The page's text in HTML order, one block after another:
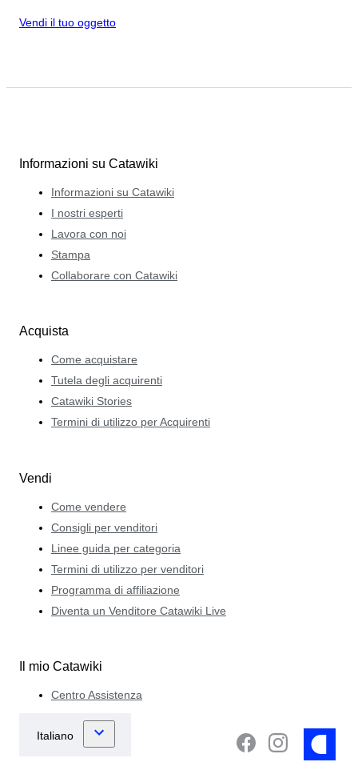
Vendi il tuo oggetto
Informazioni su Catawiki
Informazioni su Catawiki
I nostri esperti
Lavora con noi
Stampa
Collaborare con Catawiki
Acquista
Come acquistare
Tutela degli acquirenti
Catawiki Stories
Termini di utilizzo per Acquirenti
Vendi
Come vendere
Consigli per venditori
Linee guida per categoria
Termini di utilizzo per venditori
Programma di affiliazione
Diventa un Venditore Catawiki Live
Il mio Catawiki
Centro Assistenza